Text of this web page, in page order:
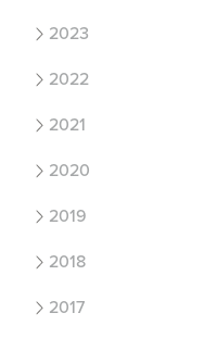
2023
2022
2021
2020
2019
2018
2017